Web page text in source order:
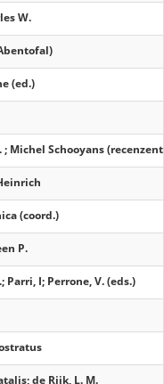
W.
(ed.)
; Michel Schooyans
(coord.)
P.
Parri, I; Perrone, V. (eds.)
de Rijk, L. M.